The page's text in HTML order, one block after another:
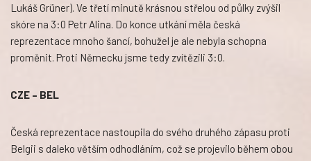
Lukáš Grüner). Ve třetí minutě krásnou střelou od půlky zvýšil
skóre na 3:0 Petr Alina. Do konce utkání měla česká
reprezentace mnoho šancí, bohužel je ale nebyla schopna
proměnit. Proti Německu jsme tedy zvítězili 3:0.
CZE – BEL
Česká reprezentace nastoupila do svého druhého zápasu proti
Belgii s daleko větším odhodláním, což se projevilo během obou